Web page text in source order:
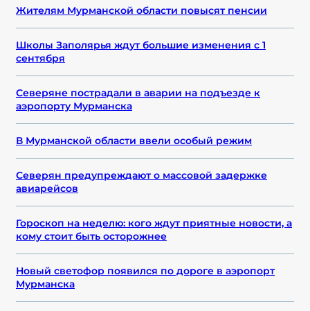
Жителям Мурманской области повысят пенсии
Школы Заполярья ждут большие изменения с 1
сентября
Северяне пострадали в аварии на подъезде к
аэропорту Мурманска
В Мурманской области ввели особый режим
Северян предупреждают о массовой задержке
авиарейсов
Гороскоп на неделю: кого ждут приятные новости, а
кому стоит быть осторожнее
Новый светофор появился по дороге в аэропорт
Мурманска